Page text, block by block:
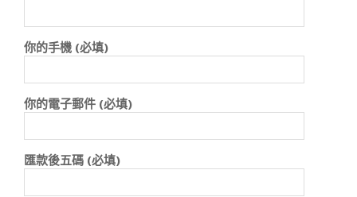
你的手機 (必填)
你的電子郵件 (必填)
匯款後五碼 (必填)